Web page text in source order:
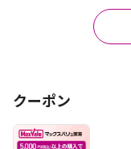
クーポン